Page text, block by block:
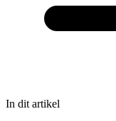
In dit artikel